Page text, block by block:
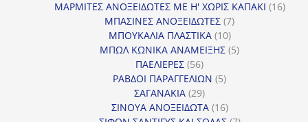
προϊόντα
ΜΑΡΜΙΤΕΣ ΑΝΟΞΕΙΔΩΤΕΣ ΜΕ Η' ΧΩΡΙΣ ΚΑΠΑΚΙ 1616
ΜΠΑΣΙΝΕΣ ΑΝΟΞΕΙΔΩΤΕΣ 77
ΜΠΟΥΚΑΛΙΑ ΠΛΑΣΤΙΚΑ 1010
προϊόντα
ΜΠΩΛ ΚΩΝΙΚΑ ΑΝΑΜΕΙΞΗΣ 55
ΠΑΕΛΙΕΡΕΣ 5656
προϊόντα
ΡΑΒΔΟΙ ΠΑΡΑΓΓΕΛΙΩΝ 55
ΣΑΓΑΝΑΚΙΑ 2929
προϊόντα
ΣΙΝΟΥΑ ΑΝΟΞΕΙΔΩΤΑ 1616